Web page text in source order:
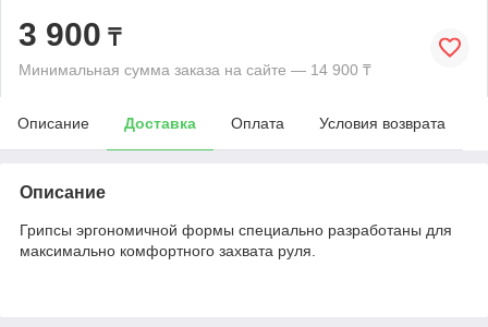
3 900 ₸
Минимальная сумма заказа на сайте — 14 900 ₸
Описание Доставка Оплата Условия возврата
Описание
Грипсы эргономичной формы специально разработаны для
максимально комфортного захвата руля.